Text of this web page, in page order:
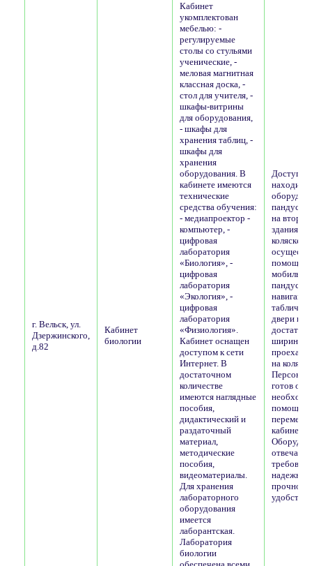
г. Вельск, ул.
Дзержинского,
д.82
Кабинет
биологии
Кабинет
укомплектован
мебелью: -
регулируемые
столы со стульями
ученические, -
меловая магнитная
классная доска, -
стол для учителя, -
шкафы-витрины
для оборудования,
- шкафы для
хранения таблиц, -
шкафы для
хранения
оборудования. В
кабинете имеются
технические
средства обучения:
- медиапроектор -
компьютер, -
цифровая
лаборатория
«Биология», -
цифровая
лаборатория
«Экология», -
цифровая
лаборатория
«Физиология».
Кабинет оснащен
доступом к сети
Интернет. В
достаточном
количестве
имеются наглядные
пособия,
дидактический и
раздаточный
материал,
методические
пособия,
видеоматериалы.
Для хранения
лабораторного
оборудования
имеется
лаборантская.
Лаборатория
биологии
Доступ в
на
здания
коляске
помощью
пандуса.
двери в
ширины,
проехать
на
Персонал
готов
помощь
кабинету.
отвечает
удобства.